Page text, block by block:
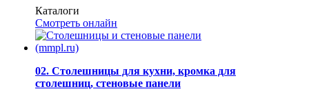
Каталоги
Смотреть онлайн
02. Столешницы для кухни, кромка для
столешниц, стеновые панели